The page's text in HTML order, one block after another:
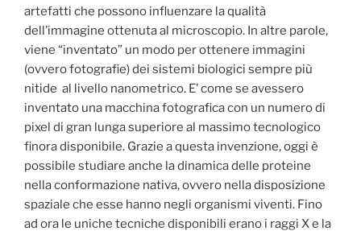
artefatti che possono influenzare la qualità
dell’immagine ottenuta al microscopio. In altre parole,
viene “inventato” un modo per ottenere immagini
(ovvero fotografie) dei sistemi biologici sempre più
nitide al livello nanometrico. E’ come se avessero
inventato una macchina fotografica con un numero di
pixel di gran lunga superiore al massimo tecnologico
finora disponibile. Grazie a questa invenzione, oggi è
possibile studiare anche la dinamica delle proteine
nella conformazione nativa, ovvero nella disposizione
spaziale che esse hanno negli organismi viventi. Fino
ad ora le uniche tecniche disponibili erano i raggi X e la